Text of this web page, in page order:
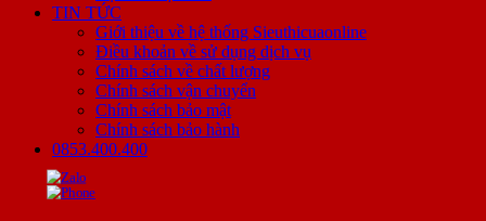
TIN TỨC
Giới thiệu về hệ thống Sieuthicuaonline
Điều khoản về sử dụng dịch vụ
Chính sách về chất lượng
Chính sách vận chuyển
Chính sách bảo mật
Chính sách bảo hành
0853.400.400